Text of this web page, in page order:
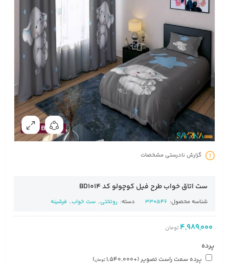
گزارش نادرستی مشخصات
ست اتاق خواب طرح فیل کوچولو کد BD1014
شناسه محصول: 330546 دسته: روتختی, ست خواب, فرشینه
4,989,000 تومان
پرده
پرده سمت راست تصویر(+
1,540,000 تومان)